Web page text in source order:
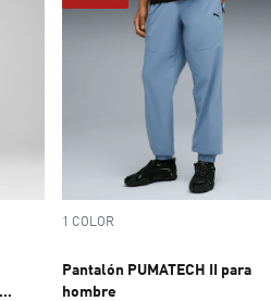
1 COLOR
Pantalón PUMATECH II para
hombre